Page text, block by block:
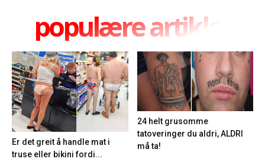
populære artikler
Er det greit å handle mat i
truse eller bikini fordi...
24 helt grusomme
tatoveringer du aldri, ALDRI
må ta!